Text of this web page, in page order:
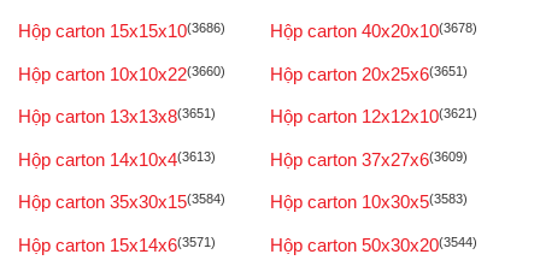
Hộp carton 15x15x10(3686) Hộp carton 40x20x10(3678)
Hộp carton 10x10x22(3660) Hộp carton 20x25x6(3651)
Hộp carton 13x13x8(3651) Hộp carton 12x12x10(3621)
Hộp carton 14x10x4(3613) Hộp carton 37x27x6(3609)
Hộp carton 35x30x15(3584) Hộp carton 10x30x5(3583)
Hộp carton 15x14x6(3571) Hộp carton 50x30x20(3544)